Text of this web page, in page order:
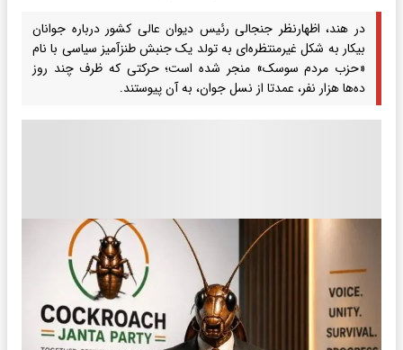
در هند، اظهارنظر جنجالی رئیس دیوان عالی کشور درباره جوانان
بیکار به شکل غیرمنتظره‌ای به تولد یک جنبش طنزآمیز سیاسی با نام
«حزب مردم سوسک» منجر شده است؛ حرکتی که ظرف چند روز
ده‌ها هزار نفر، عمدتا از نسل جوان، به آن پیوستند.